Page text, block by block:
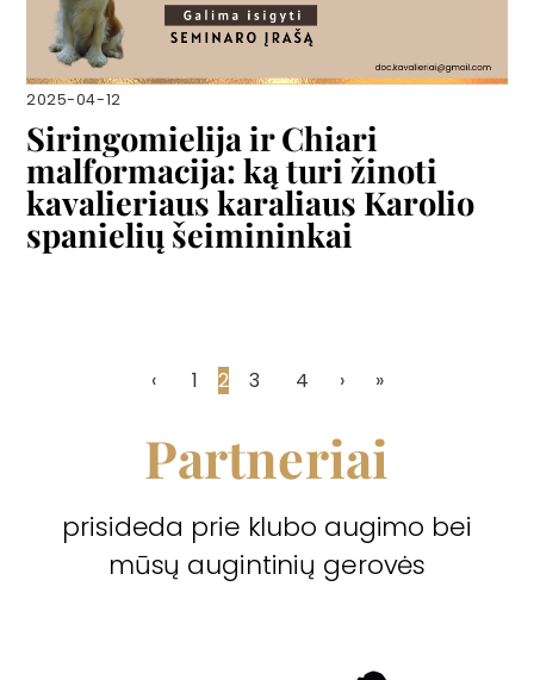
2025-04-12
Siringomielija ir Chiari
malformacija: ką turi žinoti
kavalieriaus karaliaus Karolio
spanielių šeimininkai
‹ 1 2 3 4 › »
Partneriai
prisideda prie klubo augimo bei
mūsų augintinių gerovės